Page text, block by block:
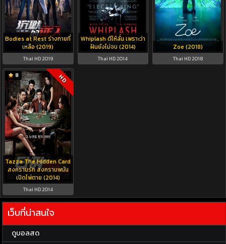
Bodies at Rest ร่างกายที่
เหลือ (2019)
Thai HD 2019
Whiplash ตีให้ลั่น เพราะว่า
ฝันยังไม่จบ (2014)
Thai HD 2014
Zoe (2018)
Thai HD 2018
Tazza The Hidden Card
สงครามรัก สงครามพนัน
เปิดไพ่ตาย (2014)
8 HD
Thai HD 2014
เว็บที่น่าสนใจ
ดูบอลสด